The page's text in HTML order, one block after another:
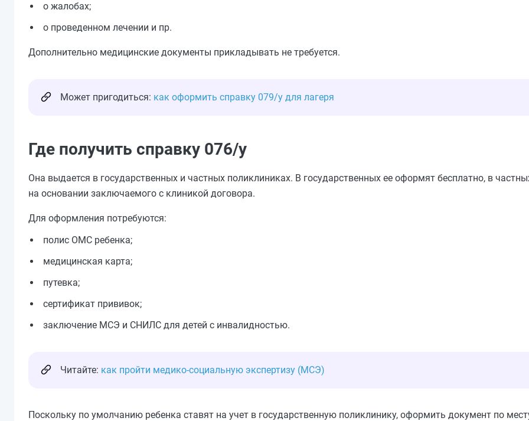
о жалобах;
о проведенном лечении и пр.
Дополнительно медицинские документы прикладывать не требуется.
Может пригодиться: как оформить справку 079/у для лагеря
Где получить справку 076/у
Она выдается в государственных и частных поликлиниках. В государственных ее оформят бесплатно, в
на основании заключаемого с клиникой договора.
Для оформления потребуются:
полис ОМС ребенка;
медицинская карта;
путевка;
сертификат прививок;
заключение МСЭ и СНИЛС для детей с инвалидностью.
Читайте: как пройти медико-социальную экспертизу (МСЭ)
Поскольку по умолчанию ребенка ставят на учет в государственную поликлинику, оформить документ по